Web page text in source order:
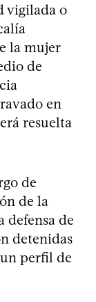
vigilada o
la mujer
de
en
resuelta
de
de la
defensa de
detenidas
perfil de